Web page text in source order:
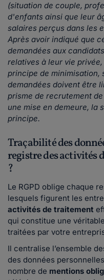
(situation de couple,
d'enfants ainsi que leur
salaires perçus dans les
Après avoir indiqué que
demandées aux
relatives à leur vie
principe de minimisation,
demandées doivent être
prisme de recrutement
une mise en demeure, la
principe.
Traçabilité des
registre des activités
?
Le RGPD oblige chaque
lesquels figurent les
activités de traitement
qui constitue une
traitées par votre
Il centralise l’ensemble
des données
nombre de mentions